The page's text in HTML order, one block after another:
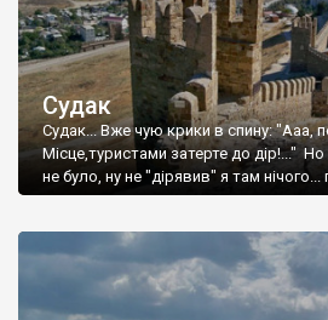
Судак
Судак... Вже чую крики в спину: "Ааа,
Місце,туристами затерте до дір!..."
не було, ну не "дірявив" я там нічого...